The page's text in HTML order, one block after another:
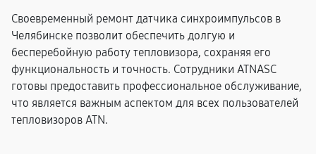
Своевременный ремонт датчика синхроимпульсов в
Челябинске позволит обеспечить долгую и
бесперебойную работу тепловизора, сохраняя его
функциональность и точность. Сотрудники ATNASC
готовы предоставить профессиональное обслуживание,
что является важным аспектом для всех пользователей
тепловизоров ATN.